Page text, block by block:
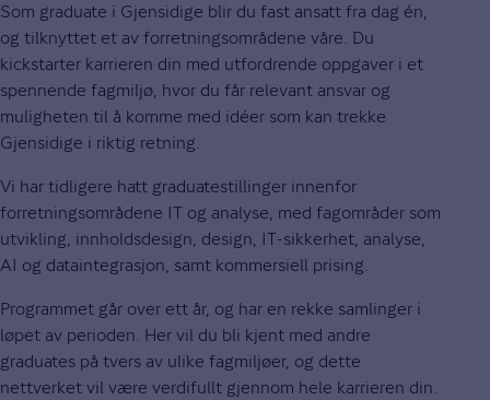
Som graduate i Gjensidige blir du fast ansatt fra dag én,
og tilknyttet et av forretningsområdene våre. Du
kickstarter karrieren din med utfordrende oppgaver i et
spennende fagmiljø, hvor du får relevant ansvar og
muligheten til å komme med idéer som kan trekke
Gjensidige i riktig retning.
Vi har tidligere hatt graduatestillinger innenfor
forretningsområdene IT og analyse, med fagområder som
utvikling, innholdsdesign, design, IT-sikkerhet, analyse,
AI og dataintegrasjon, samt kommersiell prising.
Programmet går over ett år, og har en rekke samlinger i
løpet av perioden. Her vil du bli kjent med andre
graduates på tvers av ulike fagmiljøer, og dette
nettverket vil være verdifullt gjennom hele karrieren din.